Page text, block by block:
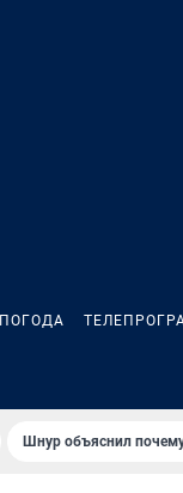
ПОГОДА
Шнур объяснил